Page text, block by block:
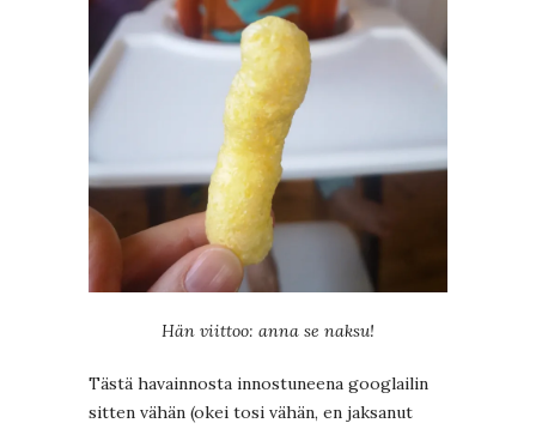
Hän viittoo: anna se naksu!
Tästä havainnosta innostuneena googlailin
sitten vähän (okei tosi vähän, en jaksanut